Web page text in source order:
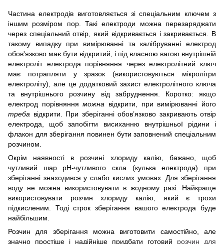
Частина електродів виготовляється зі спеціальним ключем з
іншим розміром пор. Такі електроди можна перезаряджати
через спеціальний отвір, який відкривається і закривається. В
такому випадку при вимірюванні та калібруванні електрод
обов'язково має бути відкритий, і під власною вагою внутрішній
електроліт електрода порівняння через електролітний ключ
має потрапляти у зразок (використовуються мікролітри
електроліту), але це додатковий захист електролітного ключа
та внутрішнього розчину від забруднення. Коротко: якщо
електрод порівнянняможна відкрити, при вимірюванні його
треба відкрити. При зберіганні обов’язково закривають отвір
електрода, щоб запобігти висиханню внутрішньої рідини і
флакон для зберігання повинен бути заповнений спеціальним
розчином.
Окрім наявності в розчині хлориду калію, бажано, щоб
чутливий шар рН-чутливого скла (кулька електрода) при
зберіганні знаходився у слабо кислих умовах. Для зберігання
воду не можна використовувати в жодному разі. Найкраще
використовувати розчин хлориду калію, який є трохи
підкисленим. Тоді строк зберігання вашого електрода буде
найбільшим.
Розчин для зберігання можна виготовити самостійно, але
значно простіше і надійніше придбати готовий розчин для